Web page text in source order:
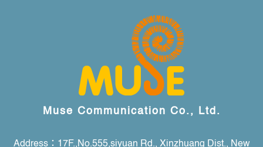
Muse Communication Co., Ltd.
Address：17F.,No.555,siyuan Rd., Xinzhuang Dist., New